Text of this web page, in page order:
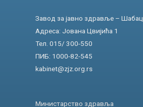
Завод за јавно здравље – Шабац
Адреса: Јована Цвијића 1
Тел. 015/ 300-550
ПИБ: 1000-82-545
kabinet@zjz.org.rs
Министарство здравља